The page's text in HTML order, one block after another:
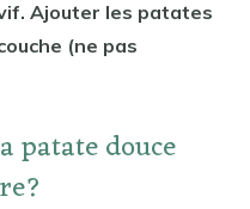
Ajouter les patates
(ne pas
patate douce